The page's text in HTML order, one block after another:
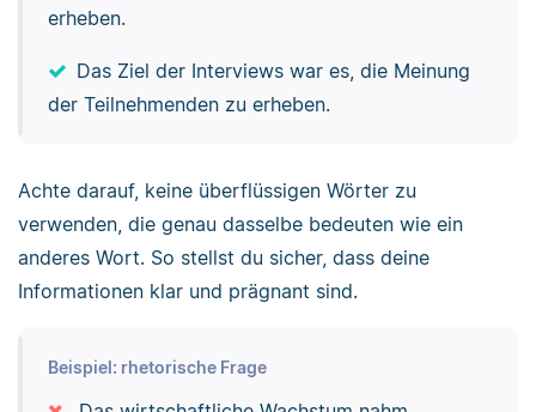
erheben.
Das Ziel der Interviews war es, die Meinung
der Teilnehmenden zu erheben.
Achte darauf, keine überflüssigen Wörter zu
verwenden, die genau dasselbe bedeuten wie ein
anderes Wort. So stellst du sicher, dass deine
Informationen klar und prägnant sind.
Beispiel: rhetorische Frage